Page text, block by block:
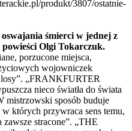
produkt/3807/ostatnie-
śmierci w jednej z
Olgi Tokarczuk.
porzucone miejsca,
wojowniczek
losy”. „FRANKFURTER
nieco światła do świata
mistrzowski sposób buduje
których przywraca sens temu,
stracone”. „THE